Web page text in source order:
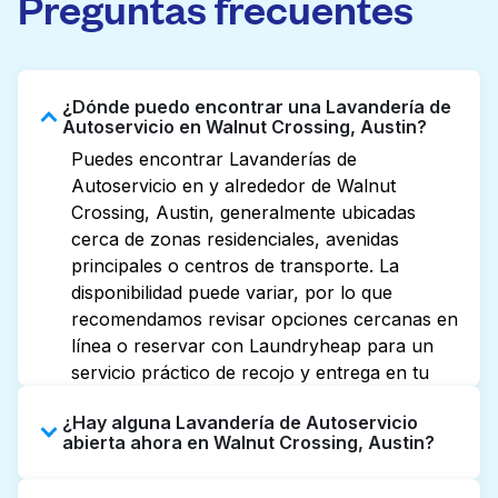
¿Dónde puedo encontrar una Lavandería de
Autoservicio en Walnut Crossing, Austin?
Puedes encontrar Lavanderías de
Autoservicio en y alrededor de Walnut
Crossing, Austin, generalmente ubicadas
cerca de zonas residenciales, avenidas
principales o centros de transporte. La
disponibilidad puede variar, por lo que
recomendamos revisar opciones cercanas en
línea o reservar con Laundryheap para un
servicio práctico de recojo y entrega en tu
¿Hay alguna Lavandería de Autoservicio
abierta ahora en Walnut Crossing, Austin?